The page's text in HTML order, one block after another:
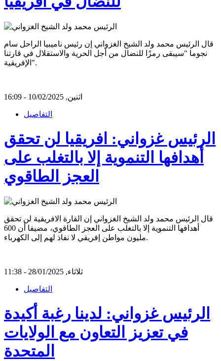
قال الرئيس محمد ولد الشيخ الغزواني إن رئيس ناميبيا الراحل سام
نجوما "سيبقى رمزًا للنضال من أجل الحرية والاستقلال في قارتنا
الإفريقية".
اثنين, 10/02/2025 - 16:09
التفاصيل
الرئيس غزواني: افريقيا لن تحقق
أهدافها التنموية إلا بالتغلب على
العجز الطاقوي
قال الرئيس محمد ولد الشيخ الغزواني إن القارة الافريقية لن تحقق
أهدافها التنموية إلا بالتغلب على العجز الطاقوي، مضيفا أن 600
مليون مواطن إفريقي لا نفاذ لهم إلى الكهرباء.
ثلاثاء, 28/01/2025 - 11:38
التفاصيل
الرئيس غزواني: لدينا رغبة أكيدة
في تعزيز التعاون مع الولايات
المتحدة